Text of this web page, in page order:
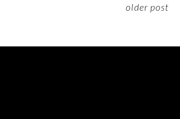
older post